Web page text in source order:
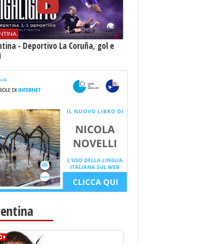
- Deportivo La Coruña, gol e